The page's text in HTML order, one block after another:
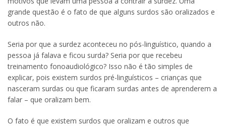
grande questão é o fato de que alguns surdos são oralizados e
outros não.
Seria por que a surdez aconteceu no pós-linguístico, quando a
pessoa já falava e ficou surda? Seria por que recebeu
treinamento fonoaudiológico? Isso não é tão simples de
explicar, pois existem surdos pré-linguísticos – crianças que
nasceram surdas ou que ficaram surdas antes de aprenderem a
falar – que oralizam bem.
O fato é que existem surdos que oralizam e outros que